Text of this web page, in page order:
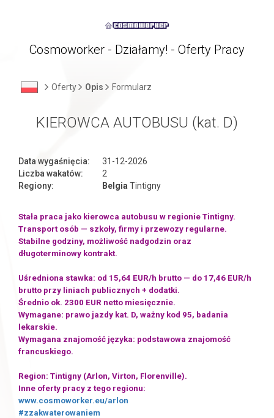
Cosmoworker - Działamy! - Oferty Pracy
Oferty Opis Formularz
KIEROWCA AUTOBUSU (kat. D)
Data wygaśnięcia:
31-12-2026
Liczba wakatów:
2
Regiony:
Belgia Tintigny
Stała praca jako kierowca autobusu w regionie Tintigny.
Transport osób — szkoły, firmy i przewozy regularne.
Stabilne godziny, możliwość nadgodzin oraz
długoterminowy kontrakt.
Uśredniona stawka: od 15,64 EUR/h brutto — do 17,46 EUR/h
brutto przy liniach publicznych + dodatki.
Średnio ok. 2300 EUR netto miesięcznie.
Wymagane: prawo jazdy kat. D, ważny kod 95, badania
lekarskie.
Wymagana znajomość języka: podstawowa znajomość
francuskiego.
Region: Tintigny (Arlon, Virton, Florenville).
Inne oferty pracy z tego regionu:
www.cosmoworker.eu/arlon
#zzakwaterowaniem